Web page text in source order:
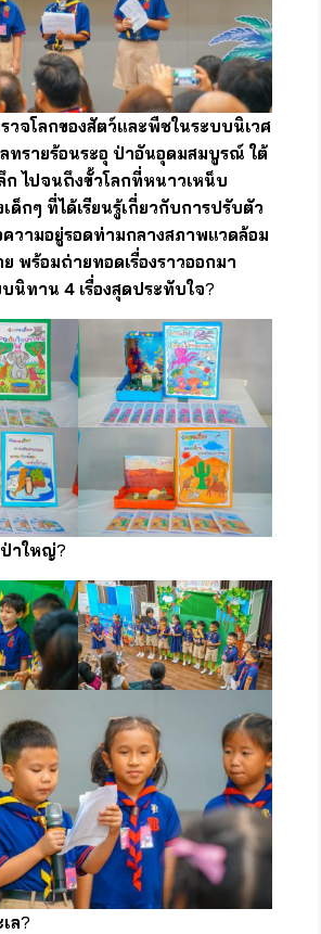
วจโลกของสัตว์และพืชในระบบนิเวศ
ทรายร้อนระอุ ป่าอันอุดมสมบูรณ์ ใต้
ก ไปจนถึงขั้วโลกที่หนาวเหน็บ
ด็กๆ ที่ได้เรียนรู้เกี่ยวกับการปรับตัว
ความอยู่รอดท่ามกลางสภาพแวดล้อม
พร้อมถ่ายทอดเรื่องราวออกมา
นิทาน 4 เรื่องสุดประทับใจ?
าใหญ่?
ล?